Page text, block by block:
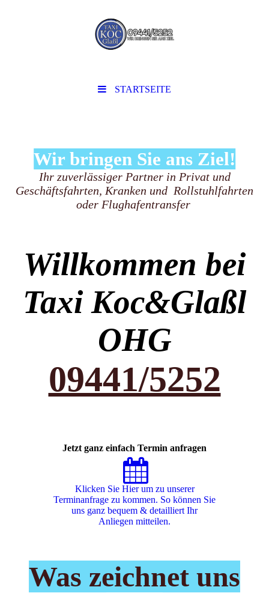
STARTSEITE
Wir bringen Sie ans Ziel!
Ihr zuverlässiger Partner in Privat und
Geschäftsfahrten, Kranken und Rollstuhlfahrten
oder Flughafentransfer
Willkommen bei
Taxi Koc&Glaßl
OHG
09441/5252
Jetzt ganz einfach Termin anfragen
Klicken Sie Hier um zu unserer
Terminanfrage zu kommen. So können Sie
uns ganz bequem & detailliert Ihr
Anliegen mitteilen.
Was zeichnet uns